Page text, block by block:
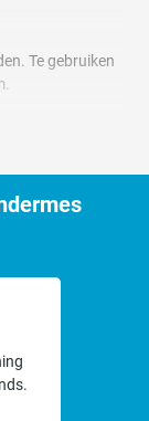
Te gebruiken